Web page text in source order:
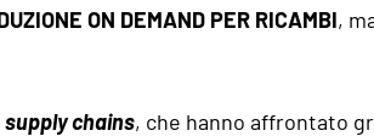
ON DEMAND PER RICAMBI,
supply chains, che hanno affrontato